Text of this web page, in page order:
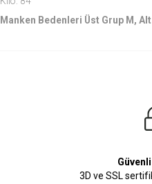
Manken Bedenleri Üst Grup M,
3D ve SSL